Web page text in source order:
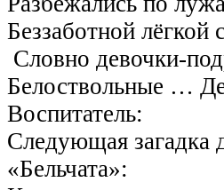
Беззаботной лёгкой
Словно девочки-
Белоствольные …
Воспитатель:
Следующая загадка
«Бельчата»: